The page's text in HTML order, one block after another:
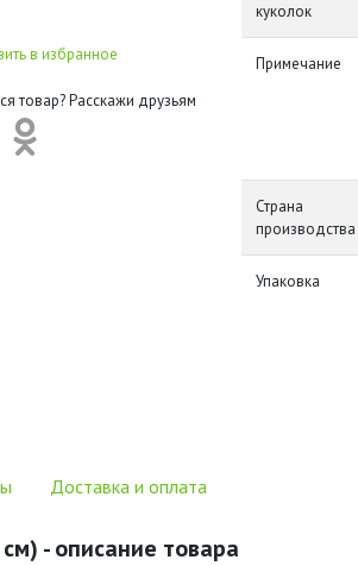
в избранное
товар? Расскажи друзьям
куколок
Примечание
Страна
производства
Упаковка
Доставка и оплата
- описание товара